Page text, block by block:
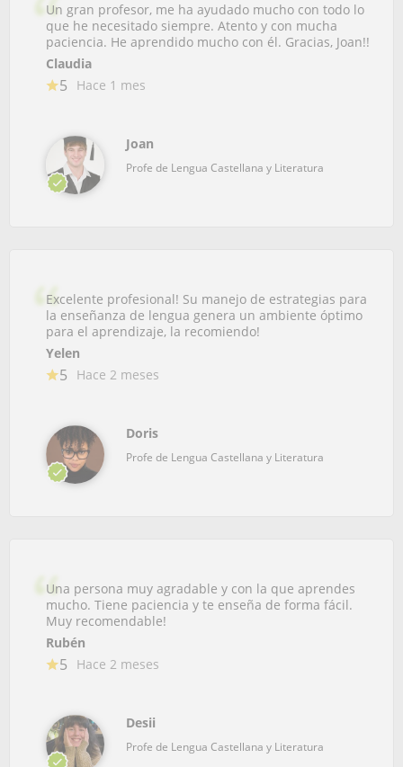
Un gran profesor, me ha ayudado mucho con todo lo
que he necesitado siempre. Atento y con mucha
paciencia. He aprendido mucho con él. Gracias, Joan!!
Claudia
5 Hace 1 mes
Joan
Profe de Lengua Castellana y Literatura
Excelente profesional! Su manejo de estrategias para
la enseñanza de lengua genera un ambiente óptimo
para el aprendizaje, la recomiendo!
Yelen
5 Hace 2 meses
Doris
Profe de Lengua Castellana y Literatura
Una persona muy agradable y con la que aprendes
mucho. Tiene paciencia y te enseña de forma fácil.
Muy recomendable!
Rubén
5 Hace 2 meses
Desii
Profe de Lengua Castellana y Literatura